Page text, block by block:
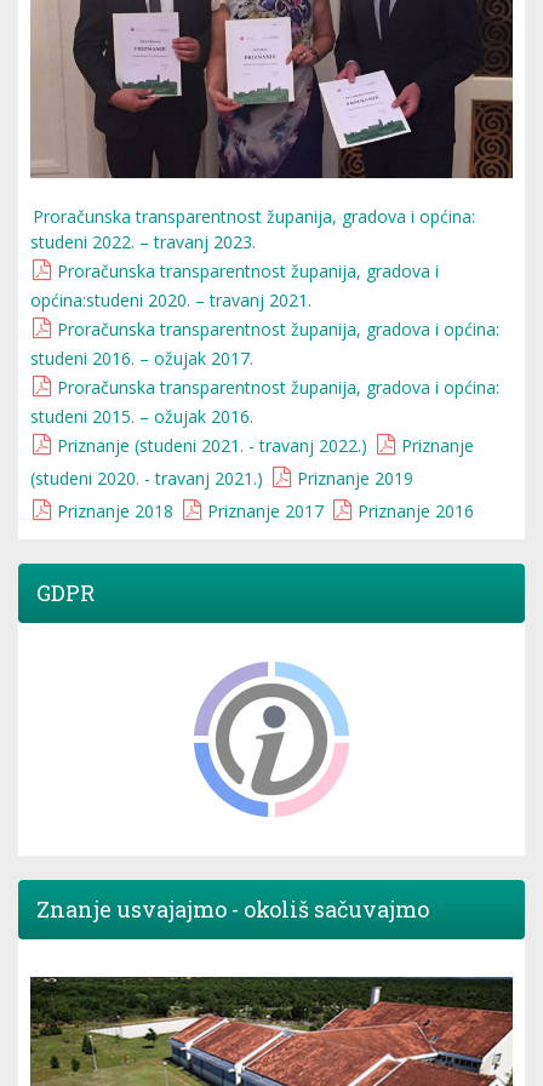
Proračunska transparentnost županija, gradova i općina:
studeni 2022. – travanj 2023.
Proračunska transparentnost županija, gradova i
općina:studeni 2020. – travanj 2021.
Proračunska transparentnost županija, gradova i općina:
studeni 2016. – ožujak 2017.
Proračunska transparentnost županija, gradova i općina:
studeni 2015. – ožujak 2016.
Priznanje (studeni 2021. - travanj 2022.)
Priznanje
(studeni 2020. - travanj 2021.)
Priznanje 2019
Priznanje 2018
Priznanje 2017 Priznanje 2016
GDPR
Znanje usvajajmo - okoliš sačuvajmo